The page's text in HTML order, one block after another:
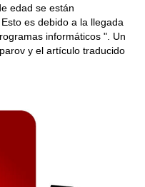
edad se están
es debido a la llegada
informáticos ". Un
y el artículo traducido